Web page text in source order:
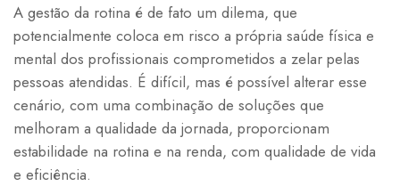
A gestão da rotina é de fato um dilema, que
potencialmente coloca em risco a própria saúde física e
mental dos profissionais comprometidos a zelar pelas
pessoas atendidas. É difícil, mas é possível alterar esse
cenário, com uma combinação de soluções que
melhoram a qualidade da jornada, proporcionam
estabilidade na rotina e na renda, com qualidade de vida
e eficiência.